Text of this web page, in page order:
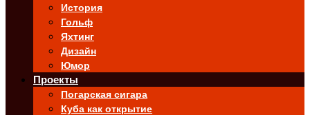
История
Гольф
Яхтинг
Дизайн
Юмор
Проекты
Погарская сигара
Куба как открытие